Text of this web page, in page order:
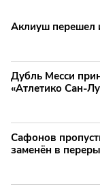
Аклиуш
Дубль Месси
«Атлетико Сан-
Сафонов
заменён в